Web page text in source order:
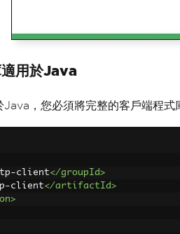
用於Java
，您必須將完整的客戶端程
client</groupId>
client</artifactId>